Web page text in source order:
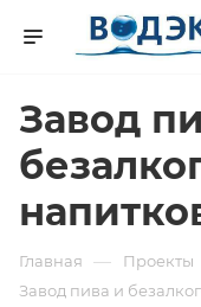
Завод
Главная — Проекты
Завод пива и